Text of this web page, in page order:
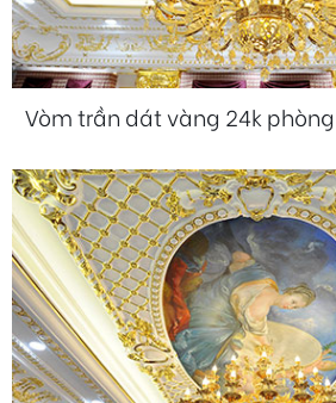
Vòm trần dát vàng 24k phòng